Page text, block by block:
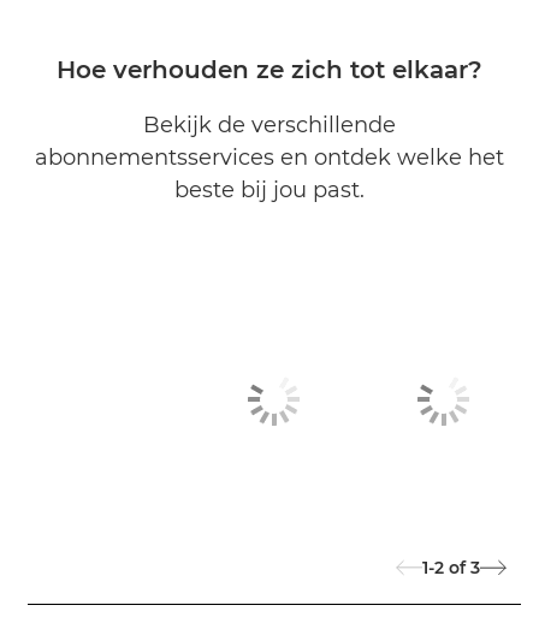
Hoe verhouden ze zich tot elkaar?
Bekijk de verschillende
abonnementsservices en ontdek welke het
beste bij jou past.
1-2 of 3